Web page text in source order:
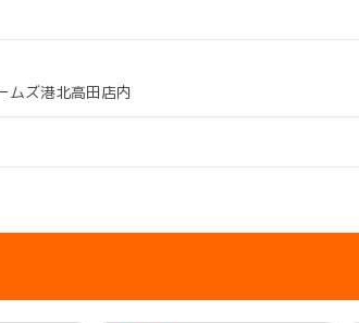
ズ港北高田店内